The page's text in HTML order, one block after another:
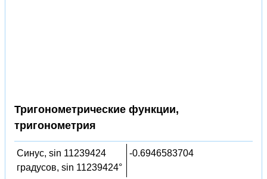
Тригонометрические функции,
тригонометрия
Синус, sin 11239424
градусов, sin 11239424°
-0.6946583704